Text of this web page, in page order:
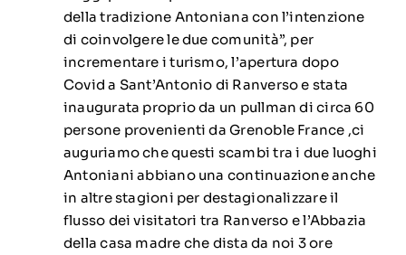
della tradizione Antoniana con l’intenzione
di coinvolgere le due comunità”, per
incrementare i turismo, l’apertura dopo
Covid a Sant’Antonio di Ranverso e stata
inaugurata proprio da un pullman di circa 60
persone provenienti da Grenoble France ,ci
auguriamo che questi scambi tra i due luoghi
Antoniani abbiano una continuazione anche
in altre stagioni per destagionalizzare il
flusso dei visitatori tra Ranverso e l’Abbazia
della casa madre che dista da noi 3 ore